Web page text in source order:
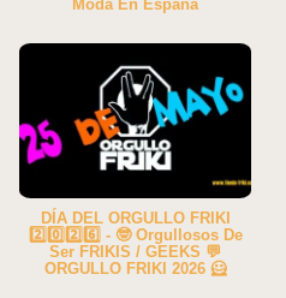
Moda En España
DÍA DEL ORGULLO FRIKI
2️⃣0️⃣2️⃣6️⃣ - 🤓 Orgullosos De
Ser FRIKIS / GEEKS 💬
ORGULLO FRIKI 2026 🦸